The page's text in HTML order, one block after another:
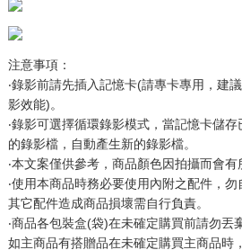
注意事項：
‧錄影前請先插入記憶卡(請專卡專用，建
影效能)。
‧錄影可選擇循環錄影模式，當記憶卡儲
的錄影檔，自動產生新的錄影檔。
‧本文案僅供參考，商品顏色因拍攝而會
‧使用本商品時務必要使用內附之配件，
其它配件造成商品損壞需自行負責。
‧商品各包裝盒(袋)在未確定購買前請勿丟
如主商品有搭贈品在未確定購買主商品時